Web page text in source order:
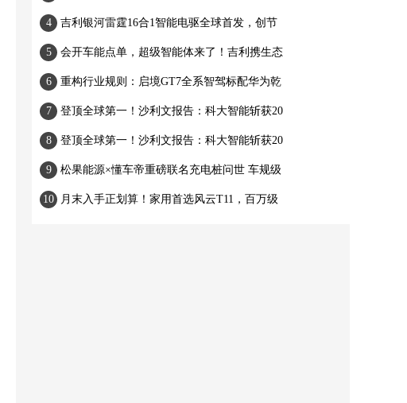
吉利银河雷霆16合1智能电驱全球首发，创节
会开车能点单，超级智能体来了！吉利携生态
重构行业规则：启境GT7全系智驾标配华为乾
登顶全球第一！沙利文报告：科大智能斩获20
登顶全球第一！沙利文报告：科大智能斩获20
松果能源×懂车帝重磅联名充电桩问世 车规级
月末入手正划算！家用首选风云T11，百万级